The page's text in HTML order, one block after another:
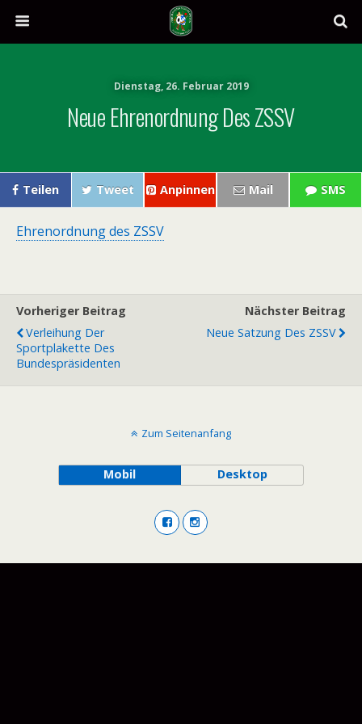
Dienstag, 26. Februar 2019
Neue Ehrenordnung Des ZSSV
Teilen Tweet Anpinnen Mail SMS
Ehrenordnung des ZSSV
Vorheriger Beitrag
Verleihung Der
Sportplakette Des
Bundespräsidenten
Nächster Beitrag
Neue Satzung Des ZSSV
Zum Seitenanfang
Mobil Desktop